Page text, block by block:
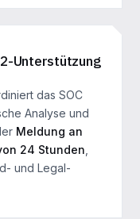
Unterstützung
das SOC
Analyse und
Meldung an
24 Stunden
und Legal-